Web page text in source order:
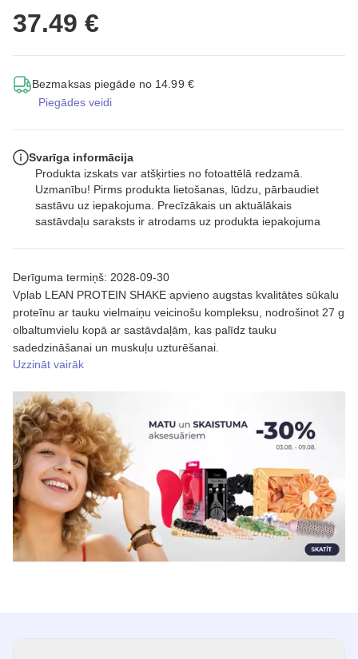
37.49 €
Bezmaksas piegāde no 14.99 €
Piegādes veidi
Derīguma termiņš: 2028-09-30
Vplab LEAN PROTEIN SHAKE apvieno augstas kvalitātes sūkalu
proteīnu ar tauku vielmaiņu veicinošu kompleksu, nodrošinot 27 g
olbaltumvielu kopā ar sastāvdaļām, kas palīdz tauku
sadedzināšanai un muskuļu uzturēšanai.
Uzzināt vairāk
Svarīga informācija
Produkta izskats var atšķirties no fotoattēlā redzamā.
Uzmanību! Pirms produkta lietošanas, lūdzu, pārbaudiet
sastāvu uz iepakojuma. Precīzākais un aktuālākais
sastāvdaļu saraksts ir atrodams uz produkta iepakojuma